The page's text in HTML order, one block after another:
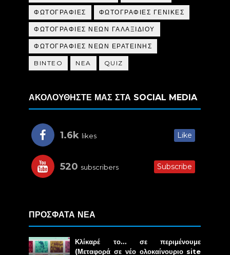
ΦΩΤΟΓΡΑΦΙΕΣ ΦΩΤΟΓΡΑΦΙΕΣ ΓΕΝΙΚΕΣ
ΦΩΤΟΓΡΑΦΙΕΣ ΝΕΩΝ ΓΑΛΑΞΙΔΙΟΥ
ΦΩΤΟΓΡΑΦΙΕΣ ΝΕΩΝ ΕΡΑΤΕΙΝΗΣ
BINTEO NEA QUIZ
ΑΚΟΛΟΥΘΗΣΤΕ ΜΑΣ ΣΤΑ SOCIAL MEDIA
1.6k likes Like
520 subscribers Subscribe
ΠΡΟΣΦΑΤΑ ΝΕΑ
Κλίκαρέ το… σε περιμένουμε
(Μεταφορά σε νέο ολοκαίνουριο site